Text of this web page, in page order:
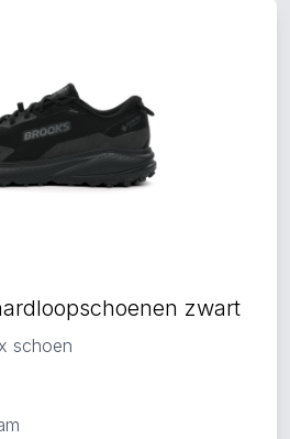
zwart
schoen